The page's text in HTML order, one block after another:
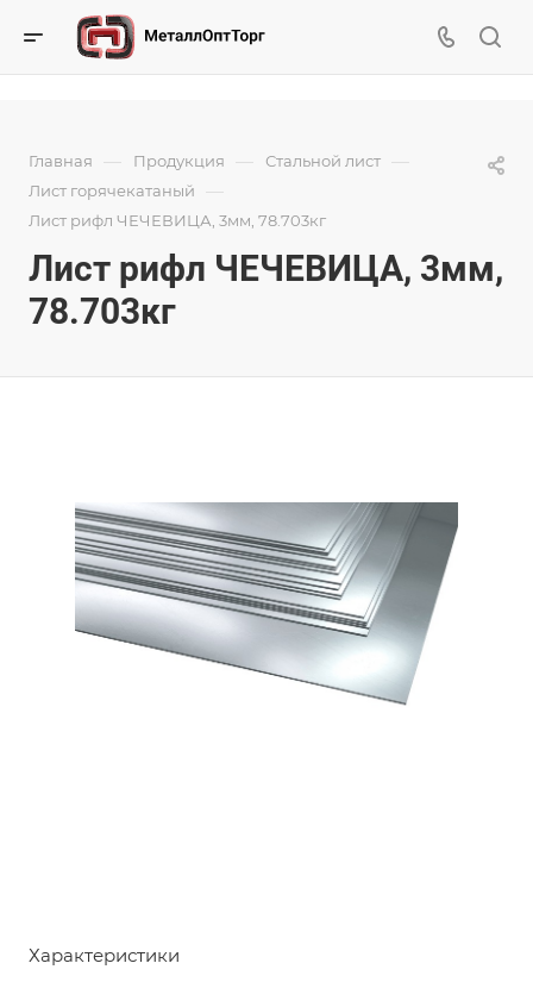
Главная — Продукция — Стальной лист —
Лист горячекатаный —
Лист рифл ЧЕЧЕВИЦА, 3мм, 78.703кг
Лист рифл ЧЕЧЕВИЦА, 3мм,
78.703кг
Характеристики